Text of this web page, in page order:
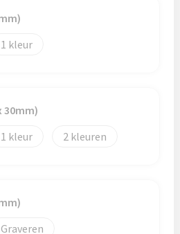
1
30mm)
1 2
Graveren